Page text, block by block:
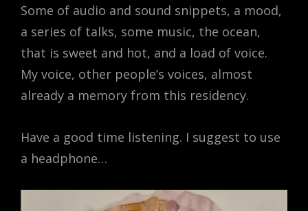
Some of audio and sound snippets, a mood,
a series of talks, some music, the ocean,
that is sweet and hot, and a load of voice.
My voice, other people’s voices, almost
already a memory from this residency.
Have a good time listening. I suggest to use
a headphone…